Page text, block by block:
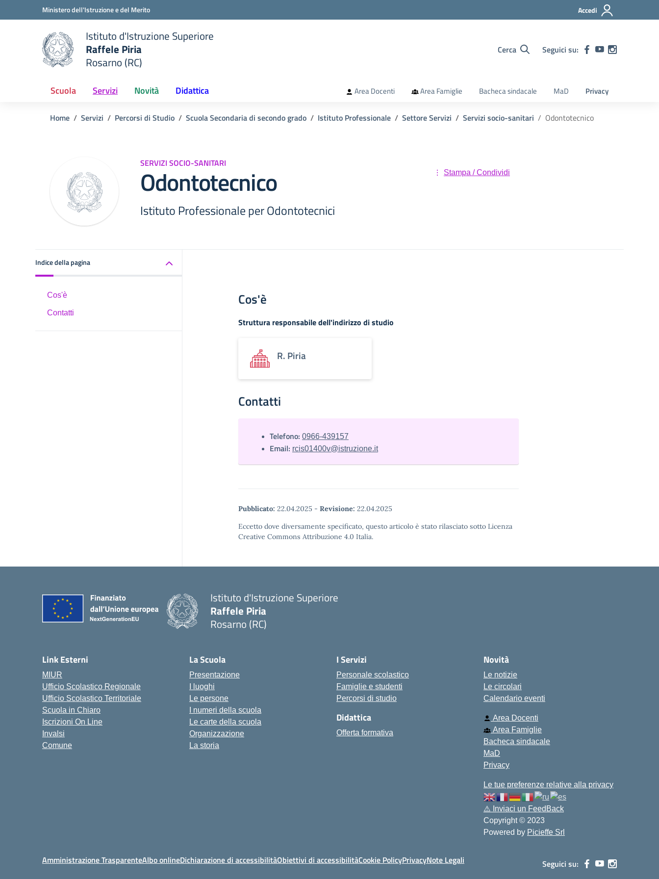
Ministero dell'Istruzione e del Merito Accedi
scuola
Istituto d'Istruzione Superiore
Raffele Piria
Rosarno (RC)
Cerca Seguici su:
Scuola Servizi Novità Didattica Area Docenti Area Famiglie Bacheca sindacale MaD Privacy
Home Servizi Percorsi di Studio Scuola Secondaria di secondo grado Istituto Professionale Settore Servizi Servizi socio-sanitari Odontotecnico
SERVIZI SOCIO-SANITARI
Odontotecnico
Istituto Professionale per Odontotecnici
Stampa / Condividi
Indice della pagina
Cos'è
Contatti
Cos'è
Struttura responsabile dell'indirizzo di studio
R. Piria
Contatti
Telefono: 0966-439157
Email: rcis01400v@istruzione.it
Pubblicato: 22.04.2025 - Revisione: 22.04.2025
Eccetto dove diversamente specificato, questo articolo è stato rilasciato sotto Licenza
Creative Commons Attribuzione 4.0 Italia.
Istituto d'Istruzione Superiore
Raffele Piria
Rosarno (RC)
Link Esterni
MIUR
Ufficio Scolastico Regionale
Ufficio Scolastico Territoriale
Scuola in Chiaro
Iscrizioni On Line
Invalsi
Comune
La Scuola
Presentazione
I luoghi
Le persone
I numeri della scuola
Le carte della scuola
Organizzazione
La storia
I Servizi
Personale scolastico
Famiglie e studenti
Percorsi di studio
Didattica
Offerta formativa
Novità
Le notizie
Le circolari
Calendario eventi
Area Docenti
Area Famiglie
Bacheca sindacale
MaD
Privacy
Le tue preferenze relative alla privacy
⚠️ Inviaci un FeedBack
Copyright © 2023
Powered by Picieffe Srl
Amministrazione TrasparenteAlbo onlineDichiarazione di accessibilitàObiettivi di accessibilitàCookie PolicyPrivacyNote Legali Seguici su: